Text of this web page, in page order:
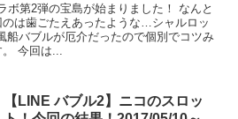
ボ第2弾の宝島が始まりました！ なんと
は歯ごたえあったような…シャルロッ
船バブルが厄介だったので個別でコツみ
今回は...
【LINE バブル2】ニコのスロッ